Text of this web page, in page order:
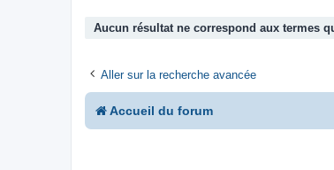
Aucun résultat ne correspond aux termes
Aller sur la recherche avancée
Accueil du forum